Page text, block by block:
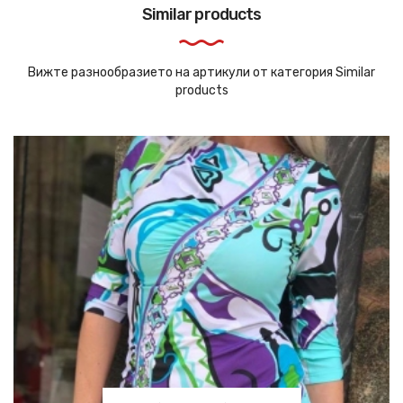
Similar products
Вижте разнообразието на артикули от категория Similar
products